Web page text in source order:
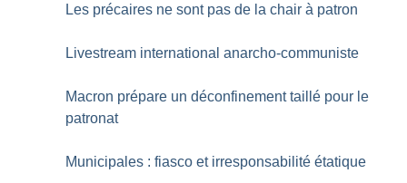
Les précaires ne sont pas de la chair à patron
Livestream international anarcho-communiste
Macron prépare un déconfinement taillé pour le
patronat
Municipales : fiasco et irresponsabilité étatique